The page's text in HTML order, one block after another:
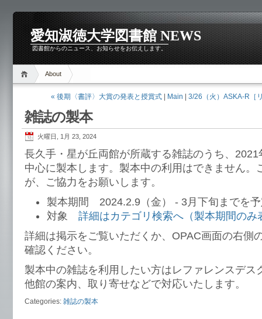
愛知淑徳大学図書館 NEWS
図書館からのニュース、お知らせをお伝えします。
About
« 後期〈書評〉大賞の発表と授賞式| Main 3/26（火）ASKA-R［
雑誌の製本
火曜日, 1月 23, 2024
長久手・星が丘両館が所蔵する雑誌のうち、
中心に製本します。製本中の利用はできません。
が、ご協力をお願いします。
製本期間 2024.2.9（金） - 3月下旬までを
対象 詳細はカテゴリ検索へ（製本期間のみ
詳細は掲示をご覧いただくか、OPAC画面の右側
確認ください。
製本中の雑誌を利用したい方はレファレンスデス
他館の案内、取り寄せなどで対応いたします。
Categories: 雑誌の製本